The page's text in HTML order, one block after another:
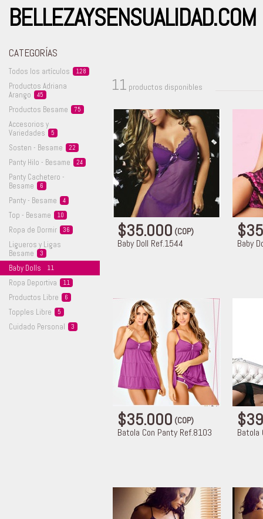
BELLEZAYSENSUALIDAD.COM
CATEGORÍAS
Todos los artículos 128
Productos Adriana
Arango
45
Productos Besame 75
Accesorios y
Variedades
5
Sosten - Besame 22
Panty Hilo - Besame 24
Panty Cachetero -
Besame
6
Panty - Besame 4
Top - Besame 10
Ropa de Dormir 36
Ligueros y Ligas
Besame
3
Baby Dolls 11
Ropa Deportiva 11
Productos Libre 6
Topples Libre 5
Cuidado Personal 3
11 productos disponibles
$35.000(COP)
Baby Doll Ref.1544 Baby
$35.000(COP)
Batola Con Panty Ref.8103 Batola